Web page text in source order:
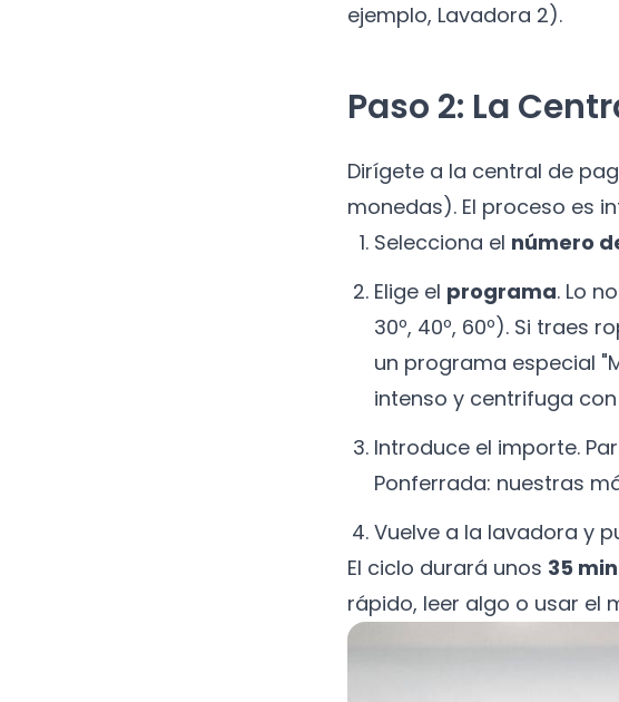
ejemplo, Lavadora 2).
Paso 2: La
Dirígete a la central de
monedas). El proceso es
Selecciona el número
Elige el programa. Lo
30º, 40º, 60º). Si traes
un programa especial
intenso y centrifuga
Introduce el importe.
Ponferrada: nuestras
Vuelve a la lavadora y
El ciclo durará unos 35
rápido, leer algo o usar el